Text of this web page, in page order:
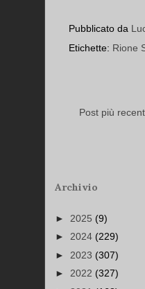
Pubblicato da
Etichette: Rione
Post più
Archivio
► 2025 (9)
► 2024 (229)
► 2023 (307)
► 2022 (327)